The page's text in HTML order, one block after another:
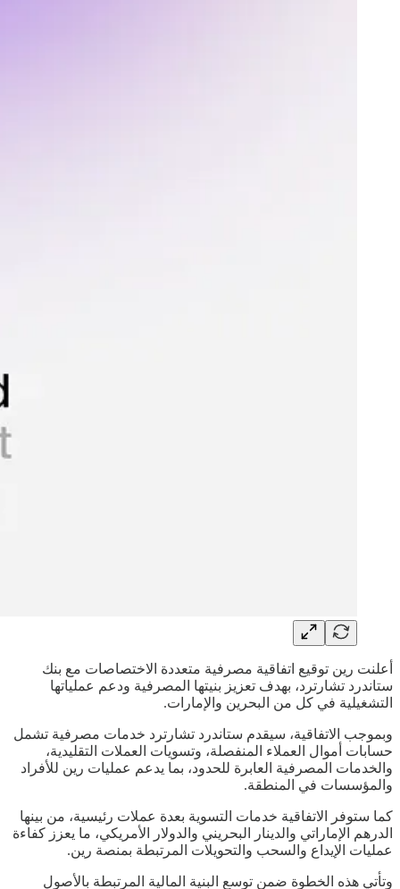
أعلنت رين توقيع اتفاقية مصرفية متعددة الاختصاصات مع بنك
ستاندرد تشارترد، بهدف تعزيز بنيتها المصرفية ودعم عملياتها
التشغيلية في كل من البحرين والإمارات.
وبموجب الاتفاقية، سيقدم ستاندرد تشارترد خدمات مصرفية تشمل
حسابات أموال العملاء المنفصلة، وتسويات العملات التقليدية،
والخدمات المصرفية العابرة للحدود، بما يدعم عمليات رين للأفراد
والمؤسسات في المنطقة.
كما ستوفر الاتفاقية خدمات التسوية بعدة عملات رئيسية، من بينها
الدرهم الإماراتي والدينار البحريني والدولار الأمريكي، ما يعزز كفاءة
عمليات الإيداع والسحب والتحويلات المرتبطة بمنصة رين.
وتأتي هذه الخطوة ضمن توسع البنية المالية المرتبطة بالأصول